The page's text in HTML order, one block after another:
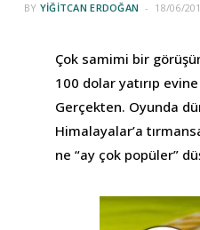
BY YIĞITCAN ERDOĞAN 18/06/
Çok samimi bir
100 dolar yatırıp
Gerçekten. Oyunda
Himalayalar’a
ne “ay çok popüler”